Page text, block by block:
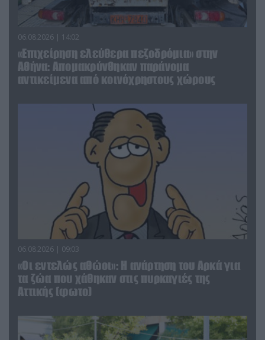
06.08.2026 | 14:02
«Επιχείρηση ελεύθερα πεζοδρόμια» στην
Αθήνα: Απομακρύνθηκαν παράνομα
αντικείμενα από κοινόχρηστους χώρους
06.08.2026 | 09:03
«Οι εντελώς αθώοι»: Η ανάρτηση του Αρκά για
τα ζώα που χάθηκαν στις πυρκαγιές της
Αττικής (φωτο)